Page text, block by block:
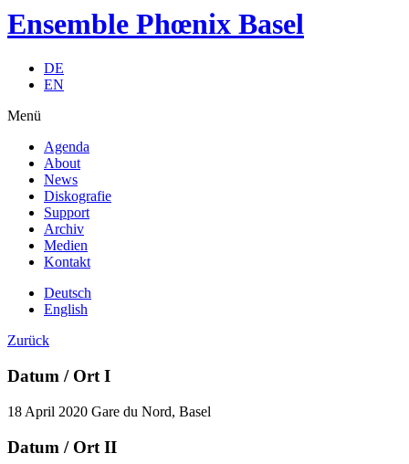
Ensemble Phœnix Basel
DE
EN
Menü
Agenda
About
News
Diskografie
Support
Archiv
Medien
Kontakt
Deutsch
English
Zurück
Datum / Ort I
18 April 2020 Gare du Nord, Basel
Datum / Ort II